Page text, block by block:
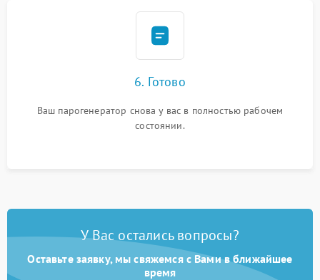
6. Готово
Ваш парогенератор снова у вас в полностью рабочем
состоянии.
У Вас остались вопросы?
Оставьте заявку, мы свяжемся с Вами в ближайшее
время